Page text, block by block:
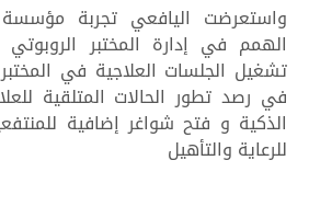
واستعرضت اليافعي تجربة مؤسسة
الهمم في إدارة المختبر
تشغيل الجلسات العلاجية في
في رصد تطور الحالات المتلقية
الذكية و فتح شواغر إضافية
للرعاية والتأهيل